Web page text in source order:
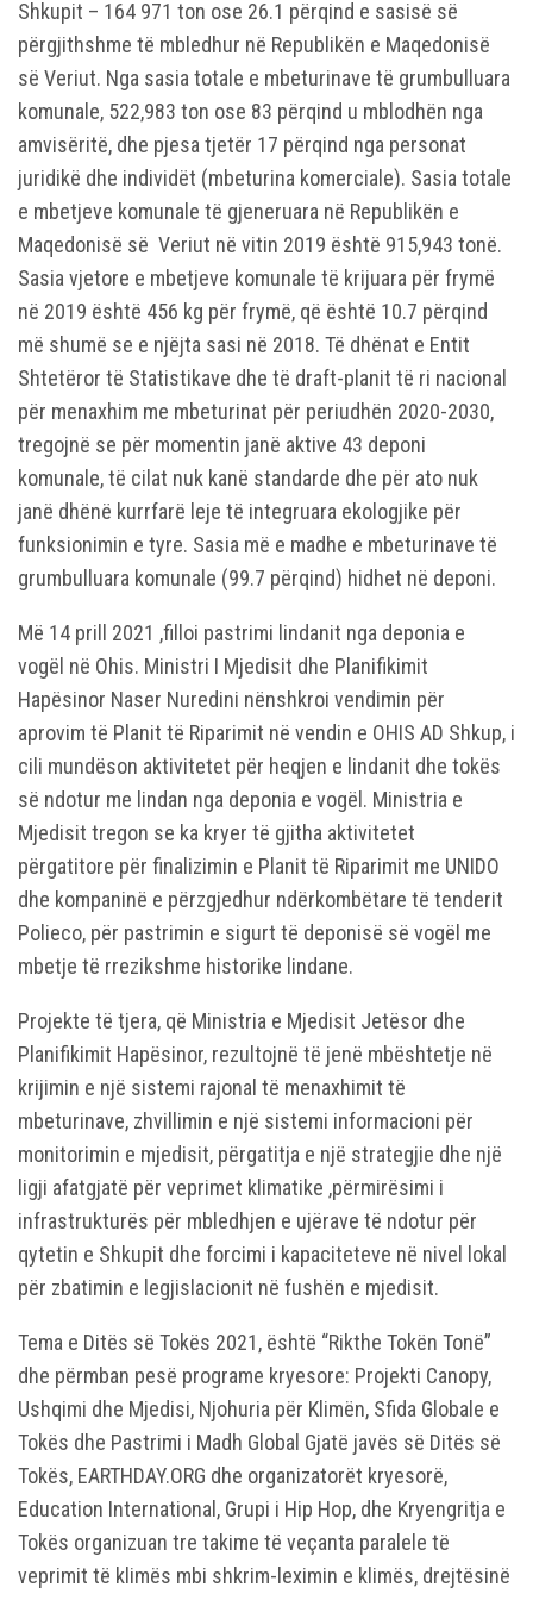
Shkupit – 164 971 ton ose 26.1 përqind e sasisë së
përgjithshme të mbledhur në Republikën e Maqedonisë
së Veriut. Nga sasia totale e mbeturinave të grumbulluara
komunale, 522,983 ton ose 83 përqind u mblodhën nga
amvisëritë, dhe pjesa tjetër 17 përqind nga personat
juridikë dhe individët (mbeturina komerciale). Sasia totale
e mbetjeve komunale të gjeneruara në Republikën e
Maqedonisë së Veriut në vitin 2019 është 915,943 tonë.
Sasia vjetore e mbetjeve komunale të krijuara për frymë
në 2019 është 456 kg për frymë, që është 10.7 përqind
më shumë se e njëjta sasi në 2018. Të dhënat e Entit
Shtetëror të Statistikave dhe të draft-planit të ri nacional
për menaxhim me mbeturinat për periudhën 2020-2030,
tregojnë se për momentin janë aktive 43 deponi
komunale, të cilat nuk kanë standarde dhe për ato nuk
janë dhënë kurrfarë leje të integruara ekologjike për
funksionimin e tyre. Sasia më e madhe e mbeturinave të
grumbulluara komunale (99.7 përqind) hidhet në deponi.
Më 14 prill 2021 ,filloi pastrimi lindanit nga deponia e
vogël në Ohis. Ministri I Mjedisit dhe Planifikimit
Hapësinor Naser Nuredini nënshkroi vendimin për
aprovim të Planit të Riparimit në vendin e OHIS AD Shkup, i
cili mundëson aktivitetet për heqjen e lindanit dhe tokës
së ndotur me lindan nga deponia e vogël. Ministria e
Mjedisit tregon se ka kryer të gjitha aktivitetet
përgatitore për finalizimin e Planit të Riparimit me UNIDO
dhe kompaninë e përzgjedhur ndërkombëtare të tenderit
Polieco, për pastrimin e sigurt të deponisë së vogël me
mbetje të rrezikshme historike lindane.
Projekte të tjera, që Ministria e Mjedisit Jetësor dhe
Planifikimit Hapësinor, rezultojnë të jenë mbështetje në
krijimin e një sistemi rajonal të menaxhimit të
mbeturinave, zhvillimin e një sistemi informacioni për
monitorimin e mjedisit, përgatitja e një strategjie dhe një
ligji afatgjatë për veprimet klimatike ,përmirësimi i
infrastrukturës për mbledhjen e ujërave të ndotur për
qytetin e Shkupit dhe forcimi i kapaciteteve në nivel lokal
për zbatimin e legjislacionit në fushën e mjedisit.
Tema e Ditës së Tokës 2021, është “Rikthe Tokën Tonë”
dhe përmban pesë programe kryesore: Projekti Canopy,
Ushqimi dhe Mjedisi, Njohuria për Klimën, Sfida Globale e
Tokës dhe Pastrimi i Madh Global Gjatë javës së Ditës së
Tokës, EARTHDAY.ORG dhe organizatorët kryesorë,
Education International, Grupi i Hip Hop, dhe Kryengritja e
Tokës organizuan tre takime të veçanta paralele të
veprimit të klimës mbi shkrim-leximin e klimës, drejtësinë